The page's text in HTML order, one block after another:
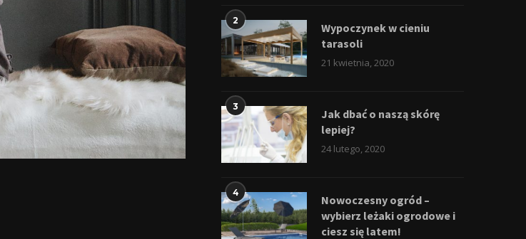
2
Wypoczynek w cieniu
tarasoli
21 kwietnia, 2020
3
Jak dbać o naszą skórę
lepiej?
24 lutego, 2020
4
Nowoczesny ogród –
wybierz leżaki ogrodowe i
ciesz się latem!